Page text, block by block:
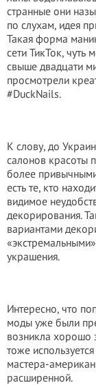
странные они
по слухам, идея
Такая форма
сети ТикТок, чуть
свыше двадцати
просмотрели
#DuckNails.
К слову, до
салонов красоты
более
есть те, кто
видимое
декорирования.
вариантами
украшения.
Интересно, что
моды уже были
возникла хорошо
тоже
мастера-
расширенной.